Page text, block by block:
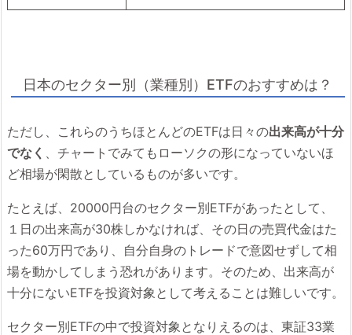
日本のセクター別（業種別）ETFのおすすめは？
ただし、これらのうちほとんどのETFは日々の出来高が十分
でなく 、チャートでみてもローソクの形になっていないほ
ど相場が閑散としているものが多いです。
たとえば、20000円台のセクター別ETFがあったとして、
１日の出来高が30株しかなければ、その日の売買代金はた
った60万円であり、自分自身のトレードで意図せずして相
場を動かしてしまう恐れがあります。そのため、出来高が
十分にないETFを投資対象として考えることは難しいです。
セクター別ETFの中で投資対象となりえるのは、東証33業